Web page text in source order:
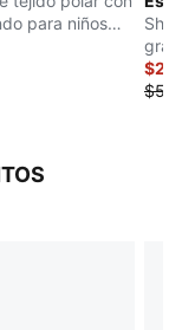
y
para niños